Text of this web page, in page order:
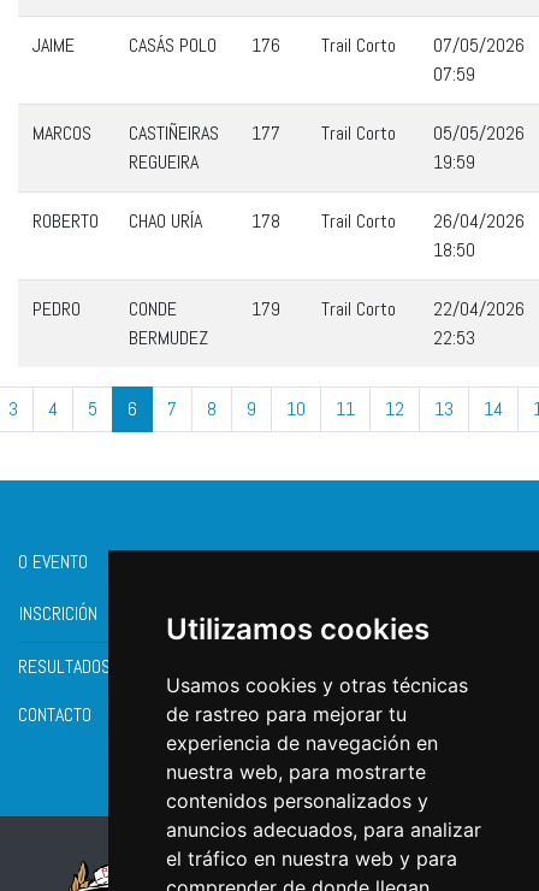
Utilizamos cookies
Usamos cookies y otras técnicas
de rastreo para mejorar tu
experiencia de navegación en
nuestra web, para mostrarte
contenidos personalizados y
anuncios adecuados, para analizar
el tráfico en nuestra web y para
JAIME CASÁS POLO 176 Trail Corto
07/05/2026
07:59
MARCOS
CASTIÑEIRAS
REGUEIRA
177 Trail Corto
05/05/2026
19:59
ROBERTO CHAO URÍA 178 Trail Corto
26/04/2026
18:50
PEDRO
CONDE
BERMUDEZ
179 Trail Corto
22/04/2026
22:53
3 4 5 6 7 8 9 10 11 12 13 14
O EVENTO
INSCRICIÓN
RESULTADOS
CONTACTO